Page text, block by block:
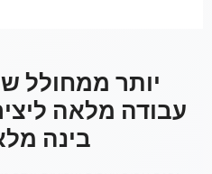
יותר ממחולל
עבודה מלאה
בינה